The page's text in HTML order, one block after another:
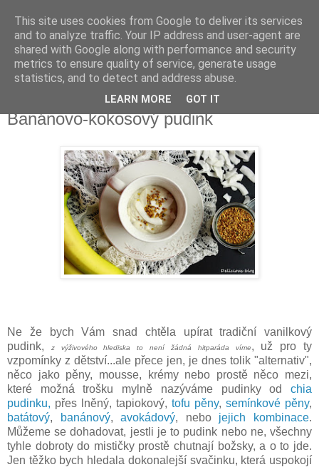
Delicious blog
Lucie
úterý 10. března 2015
Banánovo-kokosový pudink
Ne že bych Vám snad chtěla upírat tradiční vanilkový
pudink,
z výživového hlediska to není žádná hitparáda víme, už pro ty
vzpomínky z dětství...ale přece jen, je dnes tolik "alternativ",
něco jako pěny, mousse, krémy nebo prostě něco mezi,
které možná trošku mylně nazýváme pudinky od chia
pudinku, přes lněný, tapiokový, tofu pěny, semínkové pěny,
batátový, banánový,avokádový, nebo jejich kombinace.
Můžeme se dohadovat, jestli je to pudink nebo ne, všechny
tyhle dobroty do mističky prostě chutnají božsky, a o to jde.
Jen těžko bych hledala dokonalejší svačinku, která uspokojí
This site uses cookies from Google to deliver its services
and to analyze traffic. Your IP address and user-agent are
shared with Google along with performance and security
metrics to ensure quality of service, generate usage
statistics, and to detect and address abuse.
LEARN MORE GOT IT